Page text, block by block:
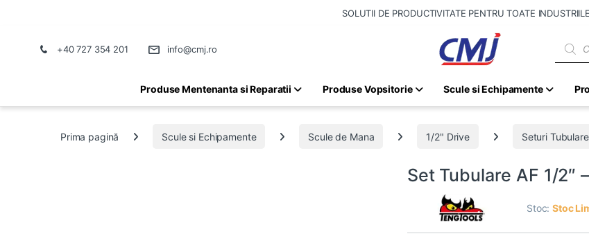
SOLUTII DE PRODUCTIVITATE PENTRU TOATE INDUSTRIILE
+40 727 354 201 info@cmj.ro
Produse Mentenanta si Reparatii Produse Vopsitorie Scule si Echipamente
Prima pagină Scule si Echipamente Scule de Mana 1/2" Drive Seturi Tubulare
Set Tubulare AF 1/2″
Stoc:Stoc